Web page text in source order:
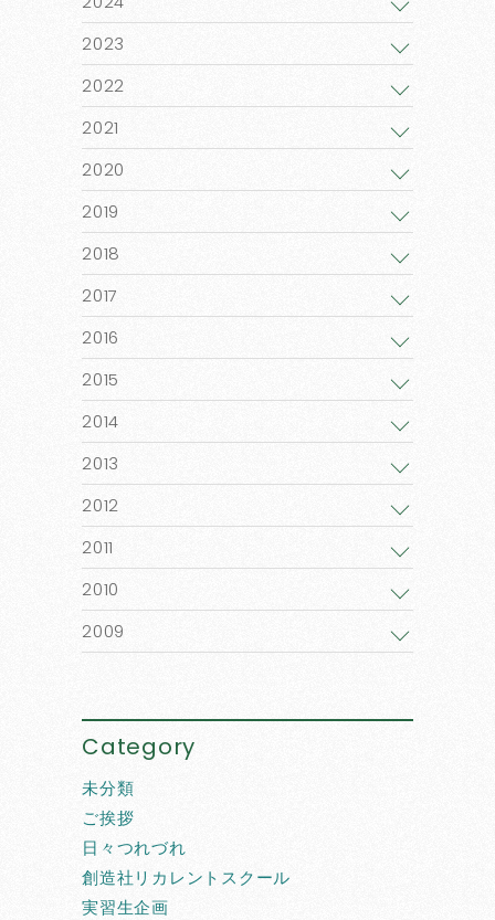
2023
2022
2021
2020
2019
2018
2017
2016
2015
2014
2013
2012
2011
2010
2009
Category
未分類
ご挨拶
日々つれづれ
創造社リカレントスクール
実習生企画